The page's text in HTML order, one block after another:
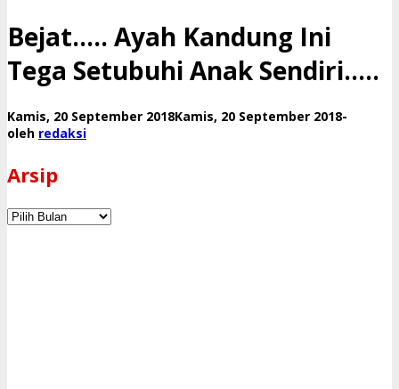
Tega
Setubuhi
Anak
Bejat….. Ayah Kandung Ini
Tega Setubuhi Anak Sendiri…..
Kamis, 20 September 2018Kamis, 20 September 2018oleh
-
oleh redaksi
Arsip
Arsip